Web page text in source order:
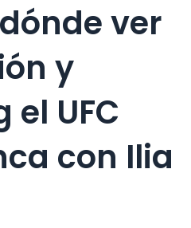
ver
y
UFC
con Ilia